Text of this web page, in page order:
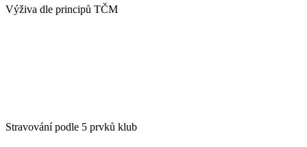
Výživa dle principů TČM
Stravování podle 5 prvků klub